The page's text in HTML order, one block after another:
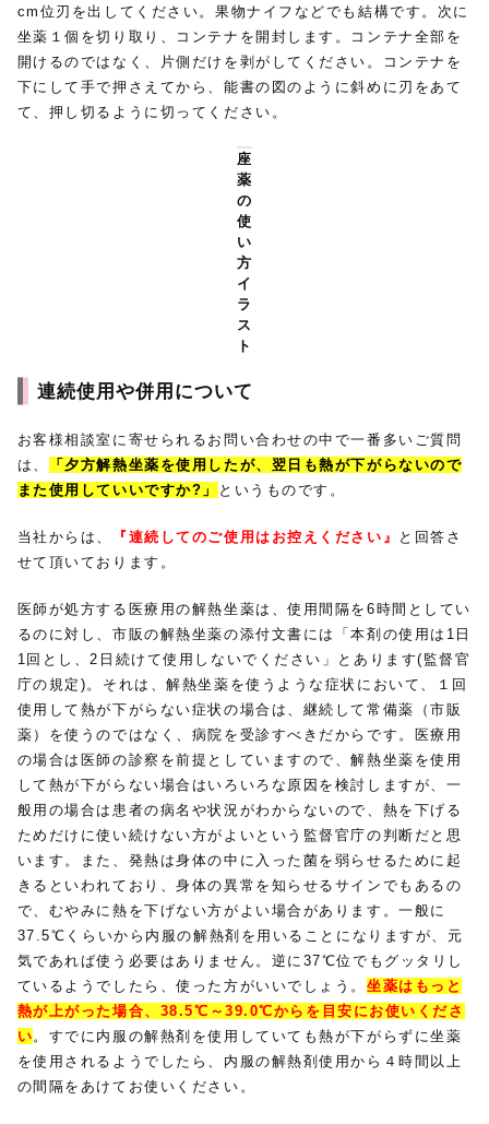
cm位刃を出してください。果物ナイフなどでも結構です。次に
坐薬１個を切り取り、コンテナを開封します。コンテナ全部を
開けるのではなく、片側だけを剥がしてください。コンテナを
下にして手で押さえてから、能書の図のように斜めに刃をあて
て、押し切るように切ってください。
座
薬
の
使
い
方
イ
ラ
ス
ト
連続使用や併用 について
お客様相談室に寄せられるお問い合わせの中で一番多いご質問
は、
「夕方解熱坐薬を使用したが、翌日も熱が下がらないので
また使用していいですか?」
というものです。
当社からは、 『連続してのご使用はお控えください』
と回答さ
せて頂いております。
医師が処方する医療用の解熱坐薬は、使用間隔を6時間としてい
るのに対し、市販の解熱坐薬の添付文書には「本剤の使用は1日
1回とし、2日続けて使用しないでください」とあります(監督官
庁の規定)。それは、解熱坐薬を使うような症状において、１回
使用して熱が下がらない症状の場合は、継続して常備薬（市販
薬）を使うのではなく、病院を受診すべきだからです。医療用
の場合は医師の診察を前提としていますので、解熱坐薬を使用
して熱が下がらない場合はいろいろな原因を検討しますが、一
般用の場合は患者の病名や状況がわからないので、熱を下げる
ためだけに使い続けない方がよいという監督官庁の判断だと思
います。また、発熱は身体の中に入った菌を弱らせるために起
きるといわれており、身体の異常を知らせるサインでもあるの
で、むやみに熱を下げない方がよい場合があります。一般に
37.5℃くらいから内服の解熱剤を用いることになりますが、元
気であれば使う必要はありません。逆に37℃位でもグッタリし
ているようでしたら、使った方がいいでしょう。坐薬はもっと
熱が上がった場合、38.5℃～39.0℃からを目安にお使いくださ
い 。 すでに内服の解熱剤を使用していても熱が下がらずに坐薬
を使用されるようでしたら、内服の解熱剤使用から４時間以上
の間隔をあけてお使いください。